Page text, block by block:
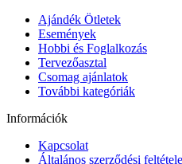
Ajándék Ötletek
Események
Hobbi és Foglalkozás
Tervezőasztal
Csomag ajánlatok
További kategóriák
Információk
Kapcsolat
Általános szerződési